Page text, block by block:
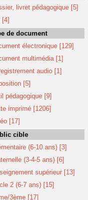
livret pédagogique [5]
[4]
de document
électronique [129]
multimédia [1]
audio [1]
[5]
pédagogique [9]
imprimé [1206]
[17]
cible
(6-10 ans) [3]
(3-4-5 ans) [6]
supérieur [13]
2 (6-7 ans) [15]
3ème [17]